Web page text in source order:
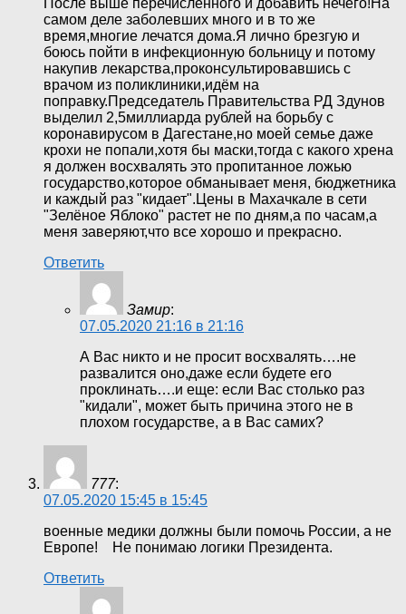
После выше перечисленного и добавить нечего!На
самом деле заболевших много и в то же
время,многие лечатся дома.Я лично брезгую и
боюсь пойти в инфекционную больницу и потому
накупив лекарства,проконсультировавшись с
врачом из поликлиники,идём на
поправку.Председатель Правительства РД Здунов
выделил 2,5миллиарда рублей на борьбу с
коронавирусом в Дагестане,но моей семье даже
крохи не попали,хотя бы маски,тогда с какого хрена
я должен восхвалять это пропитанное ложью
государство,которое обманывает меня, бюджетника
и каждый раз "кидает".Цены в Махачкале в сети
"Зелёное Яблоко" растет не по дням,а по часам,а
меня заверяют,что все хорошо и прекрасно.
Ответить
Замир:
07.05.2020 21:16 в 21:16
А Вас никто и не просит восхвалять….не
развалится оно,даже если будете его
проклинать….и еще: если Вас столько раз
"кидали", может быть причина этого не в
плохом государстве, а в Вас самих?
777:
07.05.2020 15:45 в 15:45
военные медики должны были помочь России, а не
Европе! Не понимаю логики Президента.
Ответить